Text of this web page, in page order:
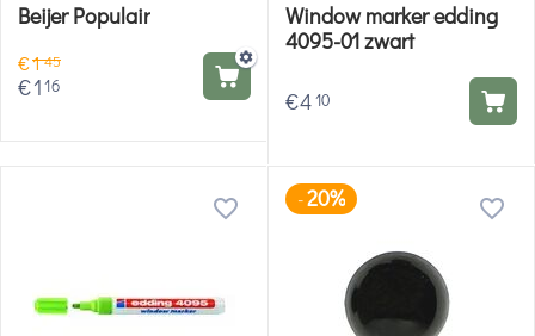
Beijer Populair
€145
€116
Window marker edding
4095-01 zwart
€410
-20%